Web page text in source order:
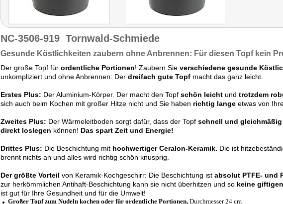
NC-3506-919 Tornwald-Schmiede
Gesunde Köstlichkeiten zaubern ohne Anbrennen: Für diesen Topf kein
Der große Topf für ordentliche Portionen! Zaubern Sie verschiedene gesunde
unkompliziert und ohne Anbrennen: Der dreifach gute Topf macht das ganz leicht.
Erstes Plus: Der Aluminium-Körper. Der macht den Topf schön leicht und trotzdem
sich auch beim Kochen mit großer Hitze nicht und Sie haben richtig lange etwas von
Zweites Plus: Der Wärmeleitboden sorgt dafür, dass der Topf schnell und gleichmäßig
direkt loslegen können! Das spart Zeit und Energie!
Drittes Plus: Die Beschichtung mit hochwertiger Ceralon-Keramik. Die ist
brennt nichts an und alles wird richtig schön knusprig.
Der größte Vorteil von Keramik-Kochgeschirr: Die Beschichtung ist absolut PTFE- und
zur herkömmlichen Antihaft-Beschichtung kann sie nicht überhitzen und so keine
ist gut für Ihre Gesundheit und für die Umwelt!
Großer Topf zum Nudeln kochen oder für ordentliche Portionen, Durchmesser 24 cm